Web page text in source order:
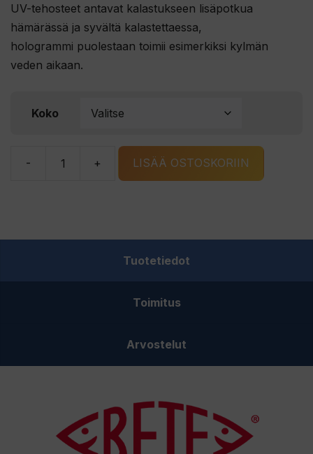
UV-tehosteet antavat kalastukseen lisäpotkua
hämärässä ja syvältä kalastettaessa,
hologrammi puolestaan toimii esimerkiksi kylmän
veden aikaan.
Koko
-
Bete
määrä
+ LISÄÄ OSTOSKORIIN
Tuotetiedot
Toimitus
Arvostelut